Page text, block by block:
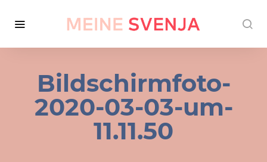
Bildschirmfoto-
2020-03-03-um-
11.11.50